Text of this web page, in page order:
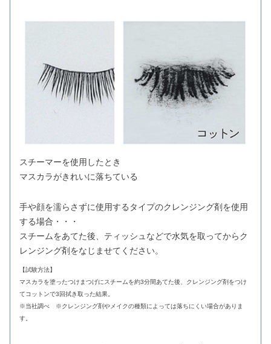
スチーマーを使用したとき
マスカラがきれいに落ちている
手や顔を濡らさずに使用するタイプのクレンジング剤を使用
する場合・・・
スチームをあてた後、ティッシュなどで水気を取ってからク
レンジング剤をなじませてください。
【試験方法】
マスカラを塗ったつけまつげにスチームを約3分間あてた後、クレンジング剤をつけ
てコットンで3回拭き取った結果。
※当社調べ ※クレンジング剤やメイクの種類によっては落ちにくい場合がありま
す。